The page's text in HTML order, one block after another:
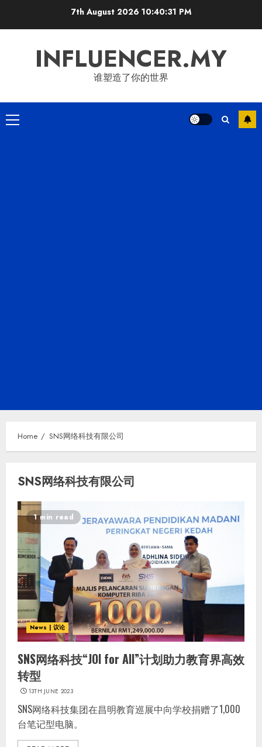
7th August 2026 10:40:31 PM
INFLUENCER.MY
谁塑造了你的世界
Primary
Home SNS网络科技有限公司
SNS网络科技有限公司
1 min read
News | 议论
SNS网络科技“JOI for All”计划助力教育界高效
转型
13TH JUNE 2023
SNS网络科技集团在昌明教育巡展中向学校捐赠了1,000
台笔记型电脑。